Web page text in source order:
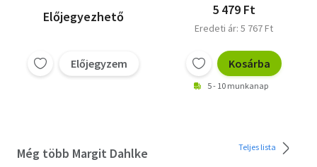
Előjegyezhető
Előjegyzem
5 479 Ft
Eredeti ár: 5 767 Ft
Kosárba
5 - 10 munkanap
Még több Margit Dahlke Teljes lista